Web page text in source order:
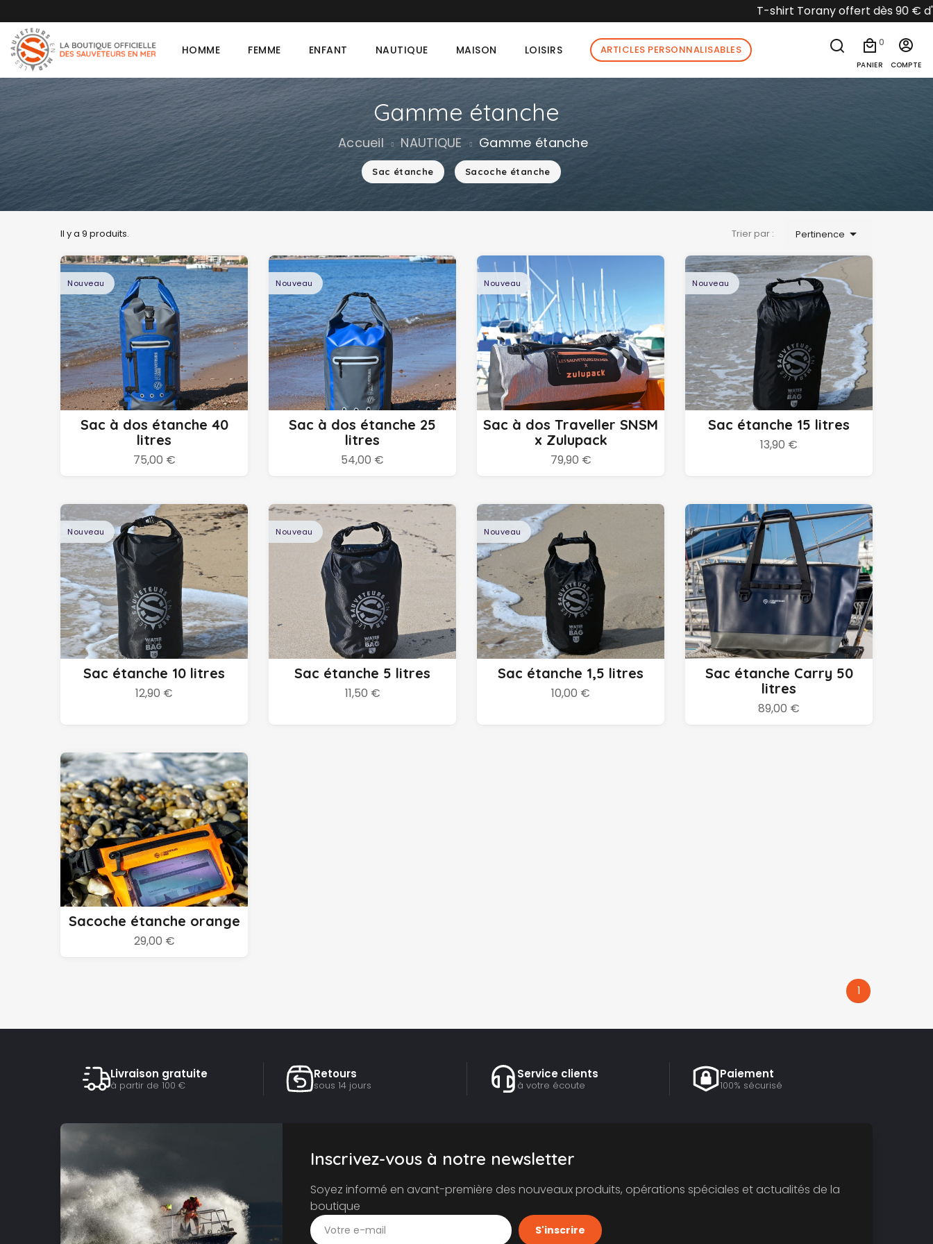
HOMME FEMME ENFANT NAUTIQUE MAISON LOISIRS ARTICLES PERSONNALISABLES
0
PANIER COMPTE
Gamme étanche
Accueil NAUTIQUE Gamme étanche
Sac étanche Sacoche étanche
Il y a 9 produits. Trier par : Pertinence 
Nouveau
Ajouter au panier
Sac à dos étanche 40
litres
75,00 €
Nouveau
Ajouter au panier
Sac à dos étanche 25
litres
54,00 €
Nouveau
Ajouter au panier
Sac à dos Traveller SNSM
x Zulupack
79,90 €
Nouveau
Ajouter au panier
Sac étanche 15 litres
13,90 €
Nouveau
Ajouter au panier
Sac étanche 10 litres
12,90 €
Nouveau
Ajouter au panier
Sac étanche 5 litres
11,50 €
Nouveau
Ajouter au panier
Sac étanche 1,5 litres
10,00 €
Ajouter au panier
Sac étanche Carry 50
litres
89,00 €
Ajouter au panier
Sacoche étanche orange
29,00 €
1
Livraison gratuite
à partir de 100 €
Retours
sous 14 jours
Service clients
à votre écoute
Paiement
100% sécurisé
Inscrivez-vous à notre newsletter
Soyez informé en avant-première des nouveaux produits, opérations spéciales et actualités de la
boutique